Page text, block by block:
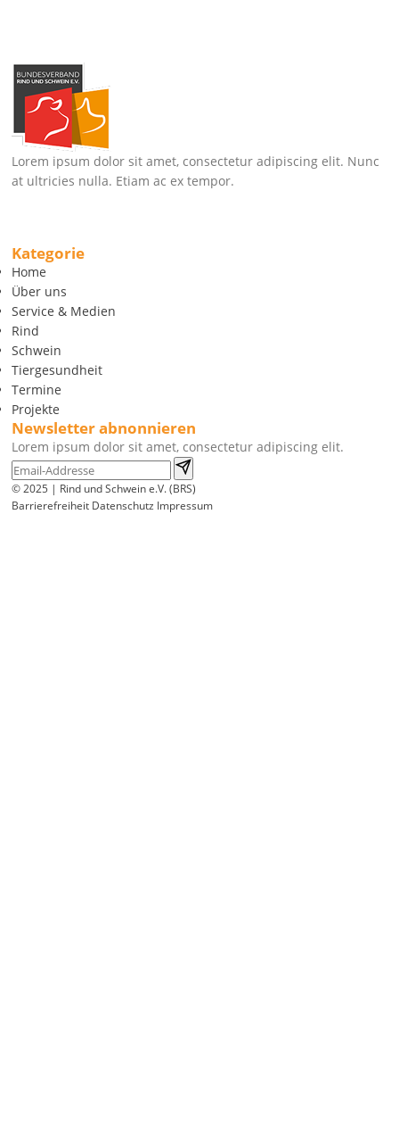
Lorem ipsum dolor sit amet, consectetur adipiscing elit. Nunc
at ultricies nulla. Etiam ac ex tempor.
Kategorie
Home
Über uns
Service & Medien
Rind
Schwein
Tiergesundheit
Termine
Projekte
Newsletter abnonnieren
Lorem ipsum dolor sit amet, consectetur adipiscing elit.
© 2025 | Rind und Schwein e.V. (BRS)
Barrierefreiheit Datenschutz Impressum